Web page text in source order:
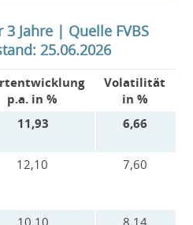
Jahre | Quelle FVBS
25.06.2026
p.a. in %
Volatilität
in %
11,93 6,66
12,10 7,60